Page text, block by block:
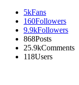
5kFans
160Followers
9.9kFollowers
868Posts
25.9kComments
118Users